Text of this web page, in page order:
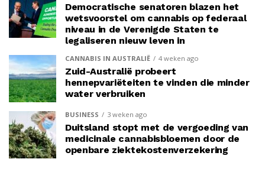
Democratische senatoren blazen het
wetsvoorstel om cannabis op federaal
niveau in de Verenigde Staten te
legaliseren nieuw leven in
CANNABIS IN AUSTRALIË 4 weken ago
Zuid-Australië probeert
hennepvariëteiten te vinden die minder
water verbruiken
BUSINESS 3 weken ago
Duitsland stopt met de vergoeding van
medicinale cannabisbloemen door de
openbare ziektekostenverzekering